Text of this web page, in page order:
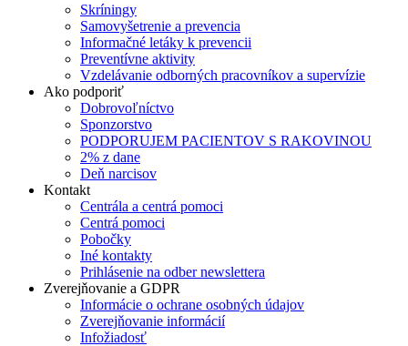
Skríningy
Samovyšetrenie a prevencia
Informačné letáky k prevencii
Preventívne aktivity
Vzdelávanie odborných pracovníkov a supervízie
Ako podporiť
Dobrovoľníctvo
Sponzorstvo
PODPORUJEM PACIENTOV S RAKOVINOU
2% z dane
Deň narcisov
Kontakt
Centrála a centrá pomoci
Centrá pomoci
Pobočky
Iné kontakty
Prihlásenie na odber newslettera
Zverejňovanie a GDPR
Informácie o ochrane osobných údajov
Zverejňovanie informácií
Infožiadosť